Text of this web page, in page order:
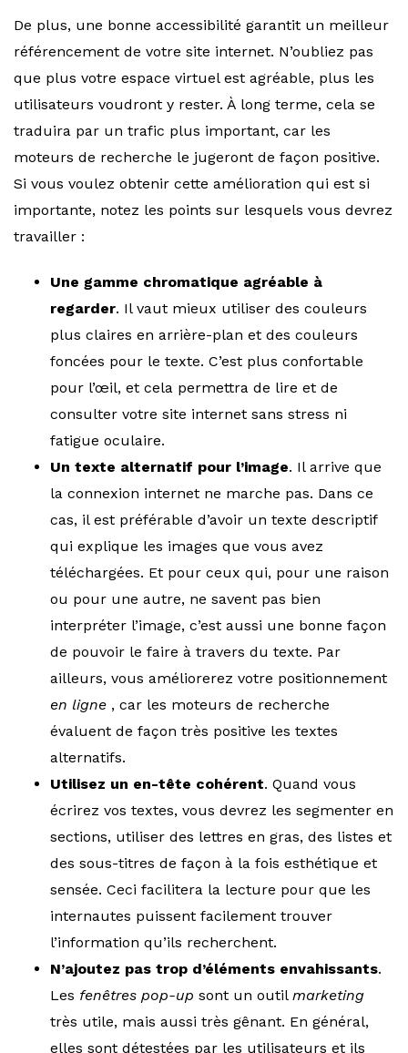
De plus, une bonne accessibilité garantit un meilleur
référencement de votre site internet. N’oubliez pas
que plus votre espace virtuel est agréable, plus les
utilisateurs voudront y rester. À long terme, cela se
traduira par un trafic plus important, car les
moteurs de recherche le jugeront de façon positive.
Si vous voulez obtenir cette amélioration qui est si
importante, notez les points sur lesquels vous devrez
travailler :
Une gamme chromatique agréable à
regarder. Il vaut mieux utiliser des couleurs
plus claires en arrière-plan et des couleurs
foncées pour le texte. C’est plus confortable
pour l’œil, et cela permettra de lire et de
consulter votre site internet sans stress ni
fatigue oculaire.
Un texte alternatif pour l’image. Il arrive que
la connexion internet ne marche pas. Dans ce
cas, il est préférable d’avoir un texte descriptif
qui explique les images que vous avez
téléchargées. Et pour ceux qui, pour une raison
ou pour une autre, ne savent pas bien
interpréter l’image, c’est aussi une bonne façon
de pouvoir le faire à travers du texte. Par
ailleurs, vous améliorerez votre positionnement
en ligne , car les moteurs de recherche
évaluent de façon très positive les textes
alternatifs.
Utilisez un en-tête cohérent. Quand vous
écrirez vos textes, vous devrez les segmenter en
sections, utiliser des lettres en gras, des listes et
des sous-titres de façon à la fois esthétique et
sensée. Ceci facilitera la lecture pour que les
internautes puissent facilement trouver
l’information qu’ils recherchent.
N’ajoutez pas trop d’éléments envahissants.
Les fenêtres pop-up sont un outil marketing
très utile, mais aussi très gênant. En général,
elles sont détestées par les utilisateurs et ils